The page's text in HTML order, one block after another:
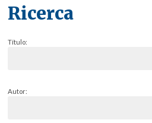
Ricerca
Título:
Autor: